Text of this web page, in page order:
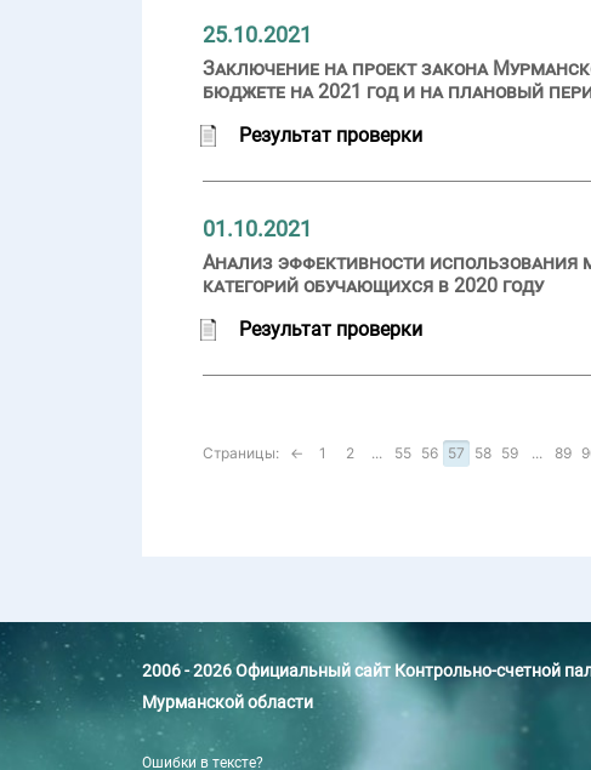
25.10.2021
Заключение на проект закона
бюджете на 2021 год и на плановый
Результат проверки
01.10.2021
Анализ эффективности
категорий обучающихся в 2020 году
Результат проверки
Страницы: ← 1 2 ... 55 56 57 58 59 ... 89
2006 - 2026 Официальный сайт Контрольно-счетной
Мурманской области
Ошибки в тексте?